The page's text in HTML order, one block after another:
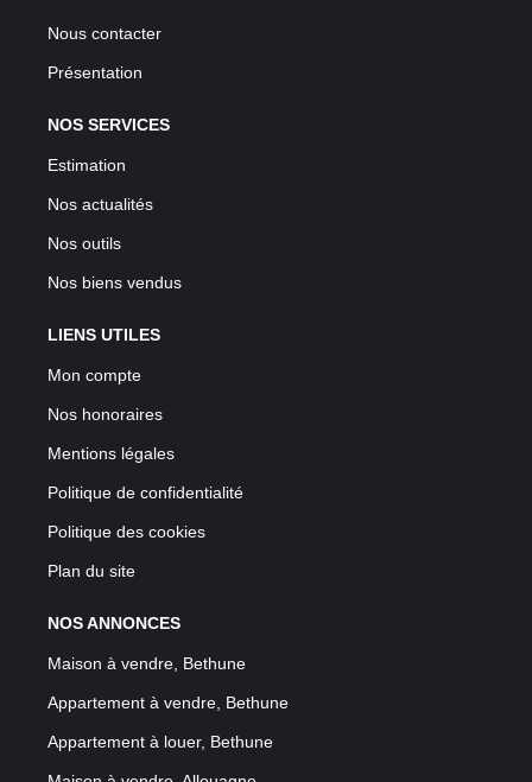
Nous contacter
Présentation
NOS SERVICES
Estimation
Nos actualités
Nos outils
Nos biens vendus
LIENS UTILES
Mon compte
Nos honoraires
Mentions légales
Politique de confidentialité
Politique des cookies
Plan du site
NOS ANNONCES
Maison à vendre, Bethune
Appartement à vendre, Bethune
Appartement à louer, Bethune